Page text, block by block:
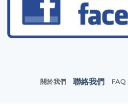
關於我們 聯絡我們 FAQ